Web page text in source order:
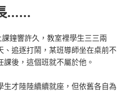
……
鐘響許久，教室裡學生三三兩
、追逐打鬧，某班導師坐在桌前不
後，這個班就不屬於他。
生才陸陸續續就座，但依舊各自為